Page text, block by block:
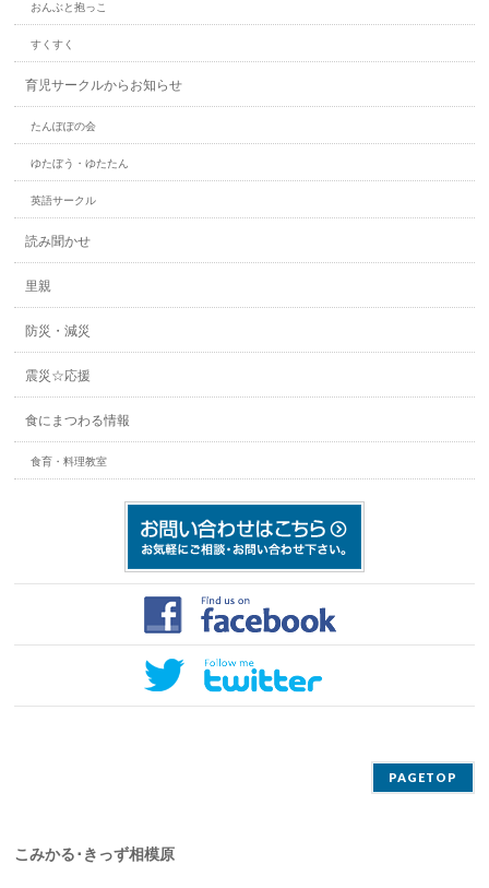
おんぶと抱っこ
すくすく
育児サークルからお知らせ
たんぽぽの会
ゆたぼう・ゆたたん
英語サークル
読み聞かせ
里親
防災・減災
震災☆応援
食にまつわる情報
食育・料理教室
PAGETOP
こみかる･きっず相模原